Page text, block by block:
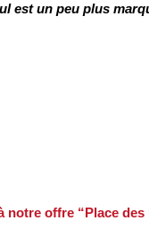
est un peu plus
notre offre “Place des